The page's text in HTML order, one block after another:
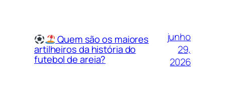
Quem são os maiores
artilheiros da história do
futebol de areia?
junho
29,
2026